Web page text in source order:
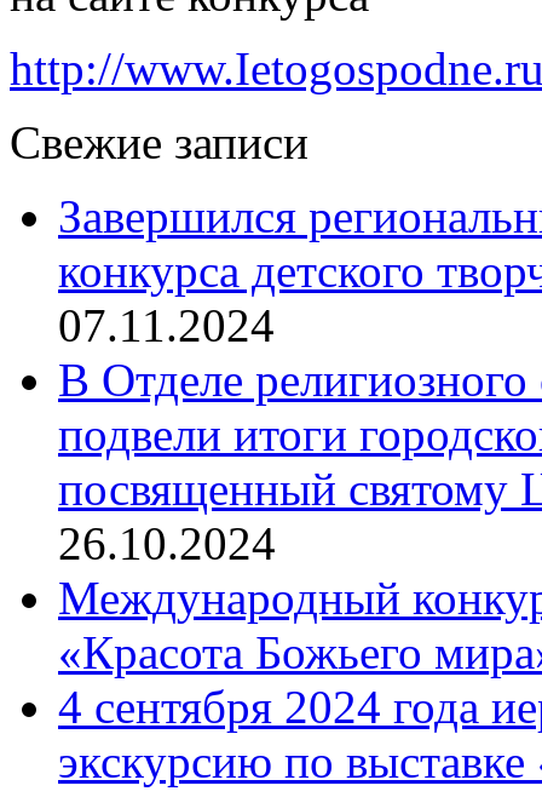
http://
Свежие записи
Завершился
конкурса детского
07.11.2024
В Отделе религиозного
подвели итоги
посвященный святому
26.10.2024
Международный
«Красота Божьего
4 сентября 2024 года
экскурсию по